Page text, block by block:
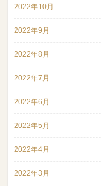
2022年10月
2022年9月
2022年8月
2022年7月
2022年6月
2022年5月
2022年4月
2022年3月